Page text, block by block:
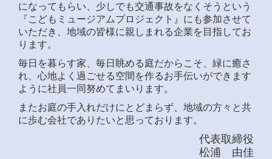
になってもらい、少しでも交通事故をなくそうという
『こどもミュージアムプロジェクト』にも参加させて
いただき、地域の皆様に親しまれる企業を目指してお
ります。
毎日を暮らす家、毎日眺める庭だからこそ、緑に癒さ
れ、心地よく過ごせる空間を作るお手伝いができます
ように社員一同努めてまいります。
またお庭の手入れだけにとどまらず、地域の方々と共
に歩む会社でありたいと思っております。
代表取締役
松浦 由佳